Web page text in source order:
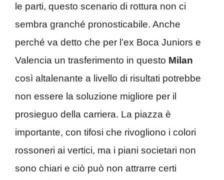
le parti, questo scenario di rottura non ci
sembra granché pronosticabile. Anche
perché va detto che per l’ex Boca Juniors e
Valencia un trasferimento in questo Milan
così altalenante a livello di risultati potrebbe
non essere la soluzione migliore per il
prosieguo della carriera. La piazza è
importante, con tifosi che rivogliono i colori
rossoneri ai vertici, ma i piani societari non
sono chiari e ciò può non attrarre certi